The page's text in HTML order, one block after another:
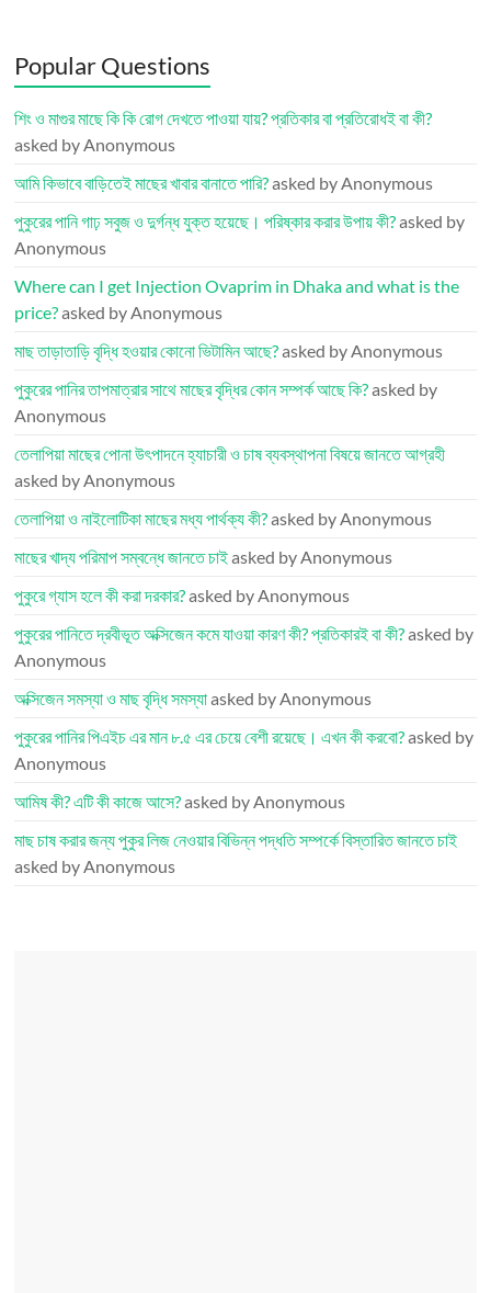
Popular Questions
শিং ও মাগুর মাছে কি কি রোগ দেখতে পাওয়া যায়? প্রতিকার বা প্রতিরোধই বা কী?
asked by Anonymous
আমি কিভাবে বাড়িতেই মাছের খাবার বানাতে পারি?asked by Anonymous
পুকুরের পানি গাঢ় সবুজ ও দুর্গন্ধ যুক্ত হয়েছে। পরিষ্কার করার উপায় কী?asked by
Anonymous
Where can I get Injection Ovaprim in Dhaka and what is the
price?asked by Anonymous
মাছ তাড়াতাড়ি বৃদ্ধি হওয়ার কোনো ভিটামিন আছে?asked by Anonymous
পুকুরের পানির তাপমাত্রার সাথে মাছের বৃদ্ধির কোন সম্পর্ক আছে কি?asked by
Anonymous
তেলাপিয়া মাছের পোনা উৎপাদনে হ্যাচারী ও চাষ ব্যবস্থাপনা বিষয়ে জানতে আগ্রহী
asked by Anonymous
তেলাপিয়া ও নাইলোটিকা মাছের মধ্য পার্থক্য কী?asked by Anonymous
মাছের খাদ্য পরিমাপ সম্বন্ধে জানতে চাইasked by Anonymous
পুকুরে গ্যাস হলে কী করা দরকার?asked by Anonymous
পুকুরের পানিতে দ্রবীভূত অক্সিজেন কমে যাওয়া কারণ কী? প্রতিকারই বা কী?asked by
Anonymous
অক্সিজেন সমস্যা ও মাছ বৃদ্ধি সমস্যাasked by Anonymous
পুকুরের পানির পিএইচ এর মান ৮.৫ এর চেয়ে বেশী রয়েছে। এখন কী করবো?asked by
Anonymous
আমিষ কী? এটি কী কাজে আসে?asked by Anonymous
মাছ চাষ করার জন্য পুকুর লিজ নেওয়ার বিভিন্ন পদ্ধতি সম্পর্কে বিস্তারিত জানতে চাই
asked by Anonymous